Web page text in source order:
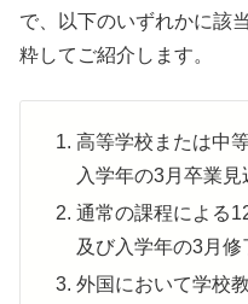
で、以下のいずれかに該
粋してご紹介します。
高等学校または中
入学年の3月卒業見
通常の課程による
及び入学年の3月
外国において学校